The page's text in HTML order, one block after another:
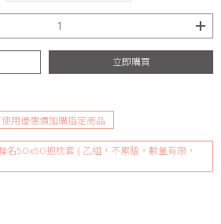
立即購買
用優惠價加購指定商品
50x50抱枕套 ( 乙組，不累贈，數量有限，